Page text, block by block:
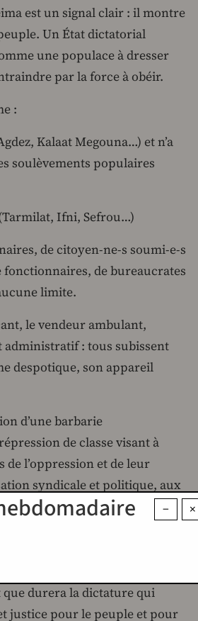
est un signal clair : il montre
Un État dictatorial
une populace à dresser
par la force à obéir.
:
Kalaat Megouna…) et n’a
soulèvements populaires
Ifni, Sefrou…)
de citoyen-ne-s soumi-e-s
de bureaucrates
limite.
le vendeur ambulant,
administratif : tous subissent
despotique, son appareil
d’une barbarie
de classe visant à
de l’oppression et de leur
syndicale et politique, aux
la dignité. Ce sont là les
de l’oppression de classe
que durera la dictature qui
justice pour le peuple et pour
×
−